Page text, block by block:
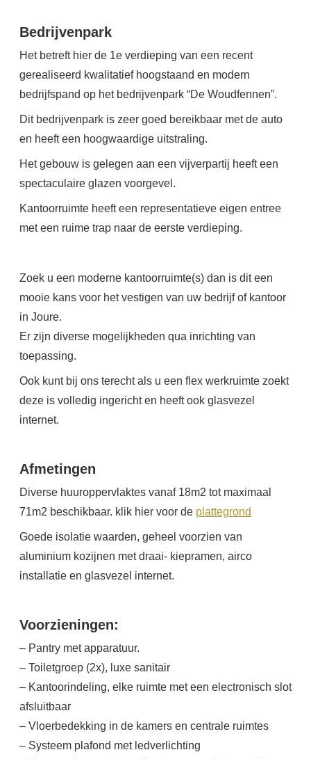
Bedrijvenpark
Het betreft hier de 1e verdieping van een recent
gerealiseerd kwalitatief hoogstaand en modern
bedrijfspand op het bedrijvenpark “De Woudfennen”.
Dit bedrijvenpark is zeer goed bereikbaar met de auto
en heeft een hoogwaardige uitstraling.
Het gebouw is gelegen aan een vijverpartij heeft een
spectaculaire glazen voorgevel.
Kantoorruimte heeft een representatieve eigen entree
met een ruime trap naar de eerste verdieping.
Zoek u een moderne kantoorruimte(s) dan is dit een
mooie kans voor het vestigen van uw bedrijf of kantoor
in Joure.
Er zijn diverse mogelijkheden qua inrichting van
toepassing.
Ook kunt bij ons terecht als u een flex werkruimte zoekt
deze is volledig ingericht en heeft ook glasvezel
internet.
Afmetingen
Diverse huuroppervlaktes vanaf 18m2 tot maximaal
71m2 beschikbaar. klik hier voor de plattegrond
Goede isolatie waarden, geheel voorzien van
aluminium kozijnen met draai- kiepramen, airco
installatie en glasvezel internet.
Voorzieningen:
– Pantry met apparatuur.
– Toiletgroep (2x), luxe sanitair
– Kantoorindeling, elke ruimte met een electronisch slot
afsluitbaar
– Vloerbedekking in de kamers en centrale ruimtes
– Systeem plafond met ledverlichting